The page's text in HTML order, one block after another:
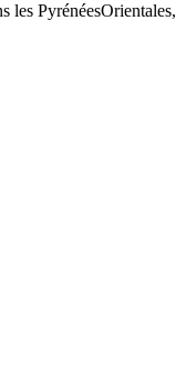
les PyrénéesOrientales,